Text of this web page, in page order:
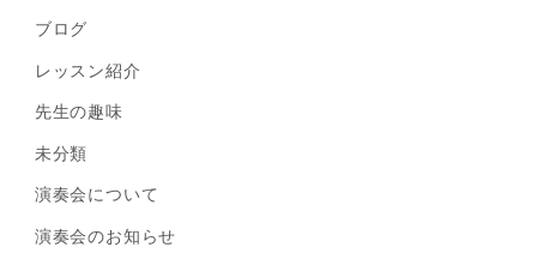
ブログ
レッスン紹介
先生の趣味
未分類
演奏会について
演奏会のお知らせ